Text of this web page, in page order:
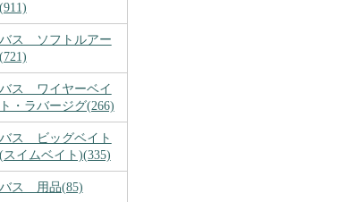
(911)
バス ソフトルアー
(721)
バス ワイヤーベイ
ト・ラバージグ(266)
バス ビッグベイト
(スイムベイト)(335)
バス 用品(85)